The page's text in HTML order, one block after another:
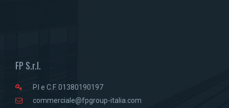
FP S.r.l.
P.I e C.F. 01380190197
commerciale@fpgroup-italia.com